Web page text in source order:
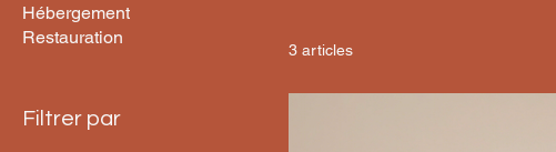
Hébergement
Restauration
Filtrer par
3 articles